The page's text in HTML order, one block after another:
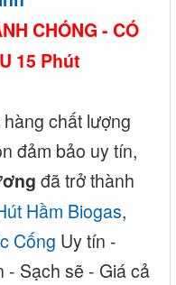
CHÓNG - CÓ
15 Phút
chất lượng
đảm bảo uy tín,
đã trở thành
Hầm Biogas,
Cống Uy tín -
- Sạch sẽ - Giá cả